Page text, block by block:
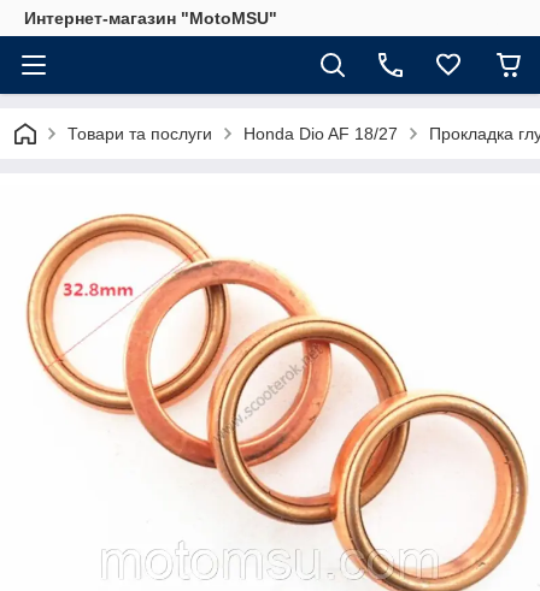
Интернет-магазин "MotoMSU"
Товари та послуги Honda Dio AF 18/27 Прокладка